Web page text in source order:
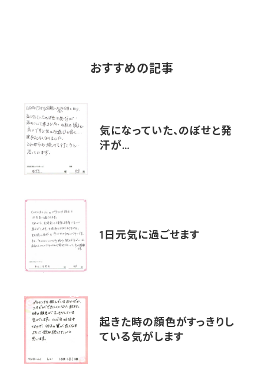
おすすめの記事
気になっていた、のぼせと発
汗が…
1日元気に過ごせます
起きた時の顔色がすっきりし
ている気がします